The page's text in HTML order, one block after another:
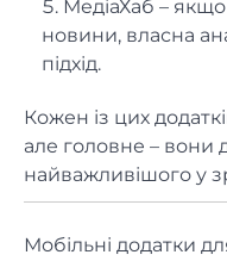
МедіаХаб –
новини, власна
підхід.
Кожен із цих
але головне – вони
найважливішого у
Мобільні додатки